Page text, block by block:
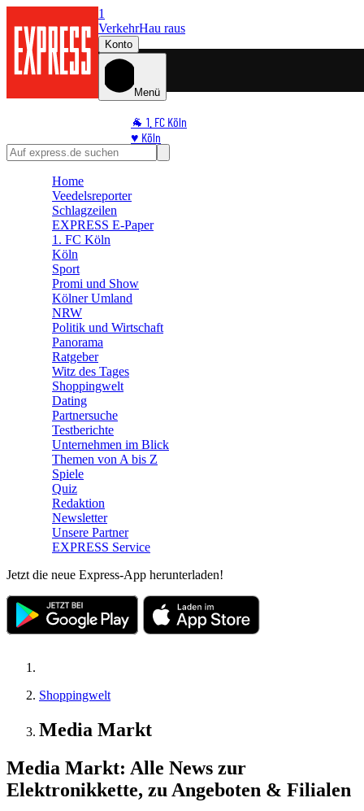
1
VerkehrHau raus
Konto
Menü
🐐 1. FC Köln
♥️ Köln
🛒 Shoppingwelt
Home
Veedelsreporter
Schlagzeilen
EXPRESS E-Paper
1. FC Köln
Köln
Sport
Promi und Show
Kölner Umland
NRW
Politik und Wirtschaft
Panorama
Ratgeber
Witz des Tages
Shoppingwelt
Dating
Partnersuche
Testberichte
Unternehmen im Blick
Themen von A bis Z
Spiele
Quiz
Redaktion
Newsletter
Unsere Partner
EXPRESS Service
Jetzt die neue Express-App herunterladen!
Shoppingwelt
Media Markt
Media Markt: Alle News zur
Elektronikkette, zu Angeboten & Filialen